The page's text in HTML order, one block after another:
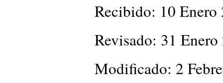
Recibido: 10 Enero
Revisado: 31
Modificado: 2